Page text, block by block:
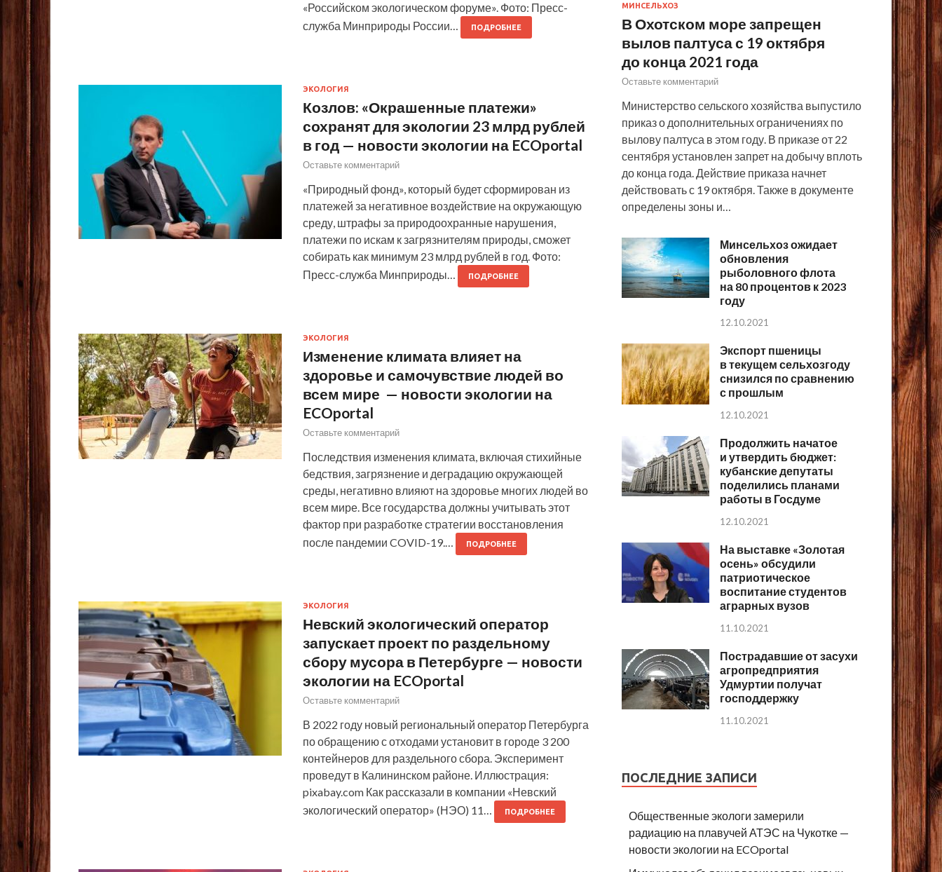
«Российском экологическом форуме». Фото: Пресс-
служба Минприроды России…
ПОДРОБНЕЕ
ЭКОЛОГИЯ
Козлов: «Окрашенные платежи»
сохранят для экологии 23 млрд рублей
в год — новости экологии на ECOportal
Оставьте комментарий
«Природный фонд», который будет сформирован из
платежей за негативное воздействие на окружающую
среду, штрафы за природоохранные нарушения,
платежи по искам к загрязнителям природы, сможет
собирать как минимум 23 млрд рублей в год. Фото:
Пресс-служба Минприроды…
ПОДРОБНЕЕ
ЭКОЛОГИЯ
Изменение климата влияет на
здоровье и самочувствие людей во
всем мире — новости экологии на
ECOportal
Оставьте комментарий
Последствия изменения климата, включая стихийные
бедствия, загрязнение и деградацию окружающей
среды, негативно влияют на здоровье многих людей во
всем мире. Все государства должны учитывать этот
фактор при разработке стратегии восстановления
после пандемии COVID-19.…
ПОДРОБНЕЕ
ЭКОЛОГИЯ
Невский экологический оператор
запускает проект по раздельному
сбору мусора в Петербурге — новости
экологии на ECOportal
Оставьте комментарий
В 2022 году новый региональный оператор Петербурга
по обращению с отходами установит в городе 3 200
контейнеров для раздельного сбора. Эксперимент
проведут в Калининском районе. Иллюстрация:
pixabay.com Как рассказали в компании «Невский
экологический оператор» (НЭО) 11…
ПОДРОБНЕЕ
МИНСЕЛЬХОЗ
В Охотском море запрещен
вылов палтуса с 19 октября
до конца 2021 года
Оставьте комментарий
Министерство сельского хозяйства выпустило
приказ о дополнительных ограничениях по
вылову палтуса в этом году. В приказе от 22
сентября установлен запрет на добычу вплоть
до конца года. Действие приказа начнет
действовать с 19 октября. Также в документе
определены зоны и…
Минсельхоз ожидает
обновления
рыболовного флота
на 80 процентов к 2023
году
12.10.2021
Экспорт пшеницы
в текущем сельхозгоду
снизился по сравнению
с прошлым
12.10.2021
Продолжить начатое
и утвердить бюджет:
кубанские депутаты
поделились планами
работы в Госдуме
12.10.2021
На выставке «Золотая
осень» обсудили
патриотическое
воспитание студентов
аграрных вузов
11.10.2021
Пострадавшие от засухи
агропредприятия
Удмуртии получат
господдержку
11.10.2021
ПОСЛЕДНИЕ ЗАПИСИ
Общественные экологи замерили
радиацию на плавучей АТЭС на Чукотке —
новости экологии на ECOportal